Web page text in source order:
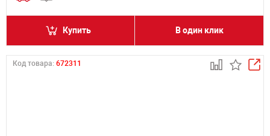
Купить В один клик
Код товара: 672311